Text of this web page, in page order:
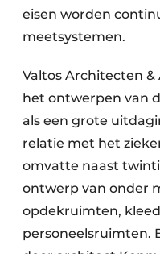
eisen worden
meetsystemen.
Valtos Architecten &
het ontwerpen van
als een grote
relatie met het
omvatte naast
ontwerp van onder
opdekruimten,
personeelsruimten.